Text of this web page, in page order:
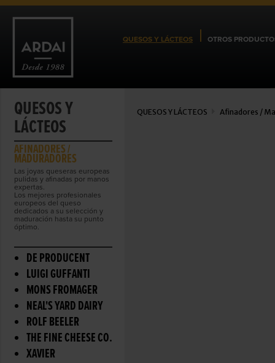
QUESOS Y LÁCTEOS OTROS
QUESOS Y
LÁCTEOS
AFINADORES /
MADURADORES
Las joyas queseras europeas
pulidas y afinadas por manos
expertas.
Los mejores profesionales
europeos del queso
dedicados a su selección y
maduración hasta su punto
óptimo.
DE PRODUCENT
LUIGI GUFFANTI
MONS FROMAGER
NEAL'S YARD DAIRY
ROLF BEELER
THE FINE CHEESE CO.
XAVIER
QUESOS Y LÁCTEOS Afinadores /